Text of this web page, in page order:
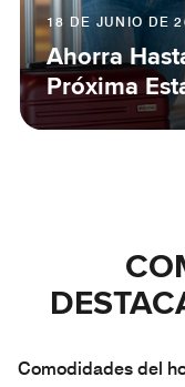
18 DE JUNIO DE
Ahorra
Próxima
Comodidades del